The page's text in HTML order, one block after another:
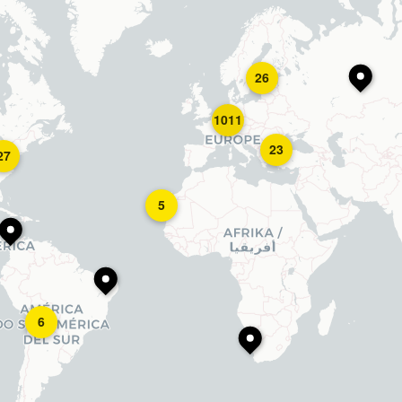
6
26
5
23
1011